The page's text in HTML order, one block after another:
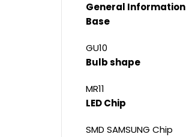
General Information
Base
GU10
Bulb shape
MR11
LED Chip
SMD SAMSUNG Chip